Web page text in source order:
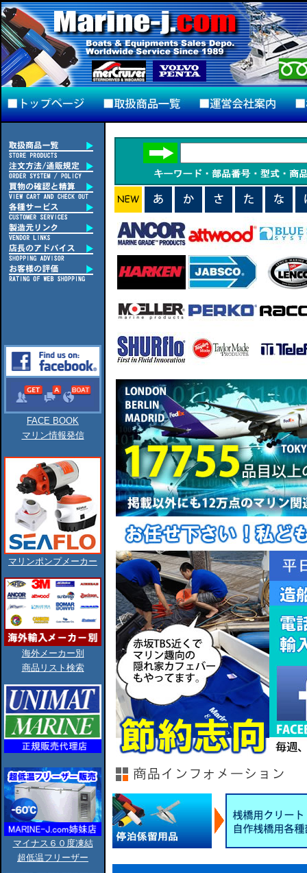
FACE BOOK
マリン情報発信
マリンポンプメーカー
海外メーカー別
商品リスト検索
マイナス６０度凍結
超低温フリーザー